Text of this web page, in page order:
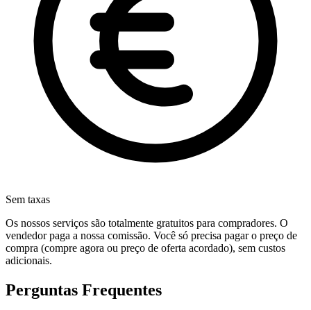
Sem taxas
Os nossos serviços são totalmente gratuitos para compradores. O
vendedor paga a nossa comissão. Você só precisa pagar o preço de
compra (compre agora ou preço de oferta acordado), sem custos
adicionais.
Perguntas Frequentes